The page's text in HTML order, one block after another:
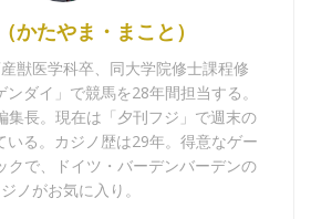
かたやま・まこと）
獣医学科卒、同大学院修士課程修
ダイ」で競馬を28年間担当する。
集長。現在は「夕刊フジ」で週末の
いる。カジノ歴は29年。得意なゲー
クで、ドイツ・バーデンバーデンの
ノがお気に入り。